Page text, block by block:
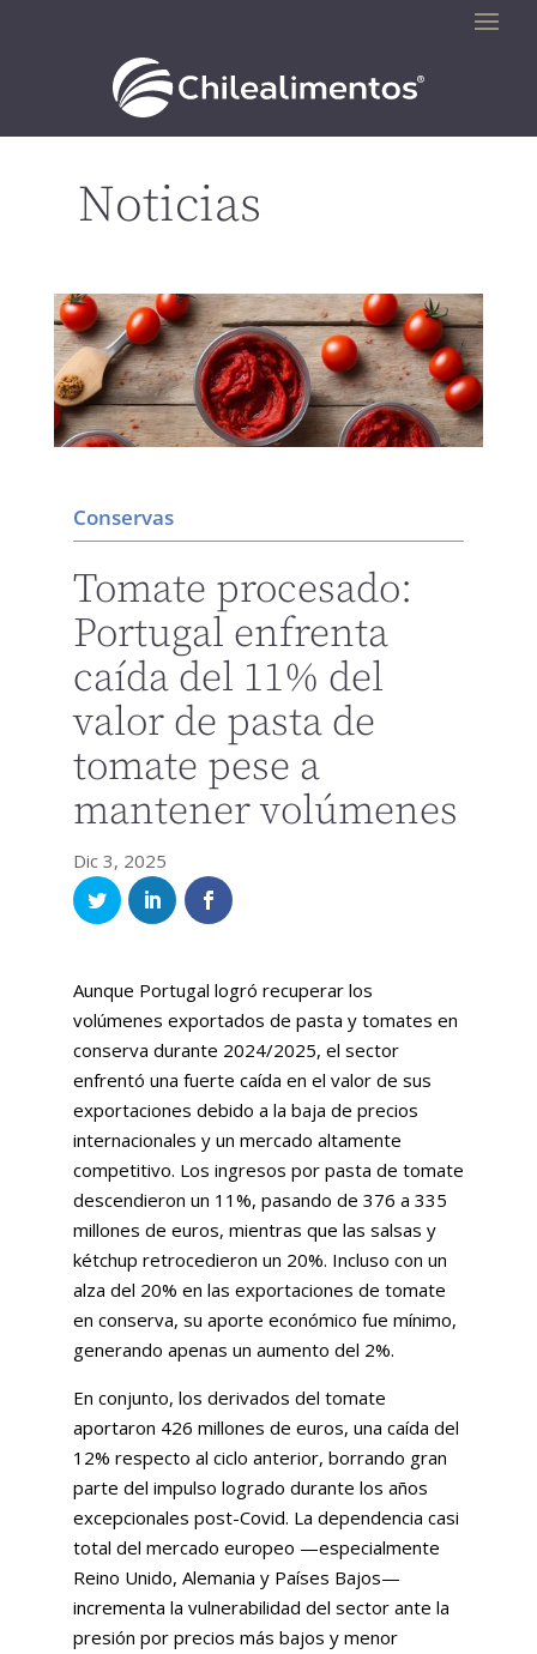
Noticias
Conservas
Tomate procesado:
Portugal enfrenta
caída del 11% del
valor de pasta de
tomate pese a
mantener volúmenes
Dic 3, 2025
Aunque Portugal logró recuperar los
volúmenes exportados de pasta y tomates en
conserva durante 2024/2025, el sector
enfrentó una fuerte caída en el valor de sus
exportaciones debido a la baja de precios
internacionales y un mercado altamente
competitivo. Los ingresos por pasta de tomate
descendieron un 11%, pasando de 376 a 335
millones de euros, mientras que las salsas y
kétchup retrocedieron un 20%. Incluso con un
alza del 20% en las exportaciones de tomate
en conserva, su aporte económico fue mínimo,
generando apenas un aumento del 2%.
En conjunto, los derivados del tomate
aportaron 426 millones de euros, una caída del
12% respecto al ciclo anterior, borrando gran
parte del impulso logrado durante los años
excepcionales post-Covid. La dependencia casi
total del mercado europeo —especialmente
Reino Unido, Alemania y Países Bajos—
incrementa la vulnerabilidad del sector ante la
presión por precios más bajos y menor